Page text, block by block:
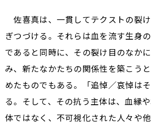
佐喜真は、一貫してテクストの裂
ぎつづける。それらは血を流す生身
であると同時に、その裂け目のなか
み、新たなかたちの関係性を築こう
めたものでもある。「追悼／哀悼は
る。そして、その抗う主体は、血縁
体ではなく、不可視化された人々や